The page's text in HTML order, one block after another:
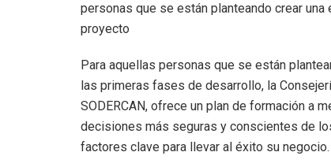
personas que se están planteando crear
proyecto
Para aquellas personas que se están
las primeras fases de desarrollo, la
SODERCAN, ofrece un plan de formación a
decisiones más seguras y conscientes de
factores clave para llevar al éxito su negocio.